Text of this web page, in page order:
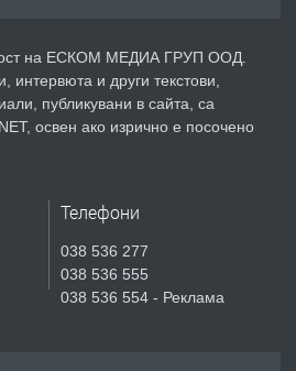
преди 4 дни
парцел в гр. Хасково кв.
НА МЕБЕЛИ.
на ЕСКОМ МЕДИА ГРУП ООД.
интервюта и други текстови,
публикувани в сайта, са
освен ако изрично е посочено
Телефони
038 536 277
038 536 555
038 536 554 - Реклама